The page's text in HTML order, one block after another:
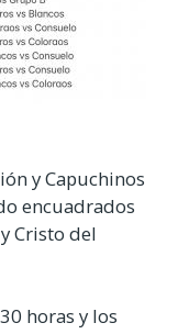
y Capuchinos
encuadrados
Cristo del
horas y los